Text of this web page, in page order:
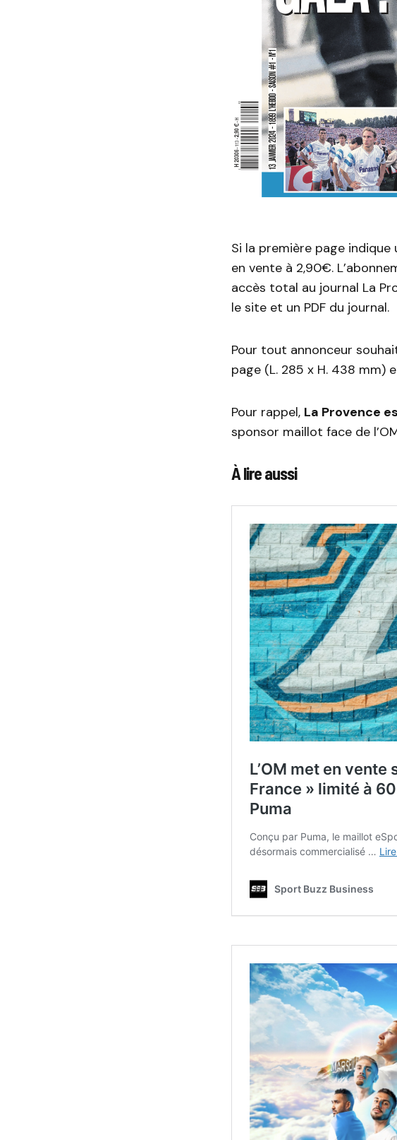
Si la première page
en vente à 2,90€.
accès total au journal La
le site et un PDF du journal.
Pour tout annonceur
page (L. 285 x H. 438 mm)
Pour rappel, La Provence
sponsor maillot face de
À lire aussi